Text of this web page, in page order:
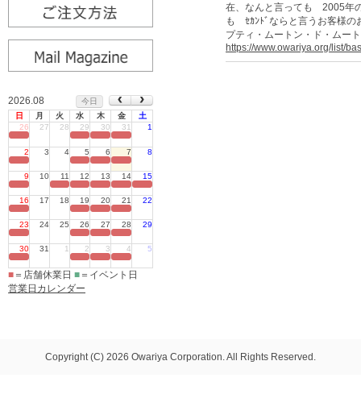
2026.08
今日
日
月 火 水 木 金
土
26
27 28 29 30 31 1
2 3 4 5 6 7 8
9 10 11 12 13 14 15
16 17 18 19 20 21 22
23 24 25 26 27 28 29
30 31 1 2 3 4 5
■ ＝店舗休業日 ■ ＝イベント日
営業日カレンダー
在、なんと言っても 2005年
も ｾｶﾝﾄﾞならと言うお客様の
プティ・ムートン・ド・ムー
https://www.owariya.org/list/
Copyright (C) 2026 Owariya Corporation. All Rights Reserved.